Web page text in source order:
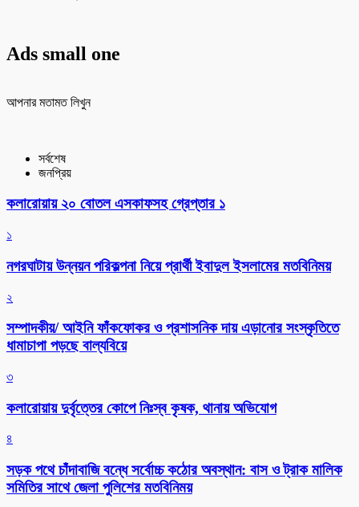
Ads small one
আপনার মতামত লিখুন
সর্বশেষ
জনপ্রিয়
কলারোয়ায় ২০ বোতল এসকাফসহ গ্রেপ্তার ১
১
নগরঘাটায় উন্নয়ন পরিকল্পনা নিয়ে প্রার্থী ইবাদুল ইসলামের মতবিনিময়
২
সম্পাদকীয়/ আইনি ফাঁকফোকর ও প্রশাসনিক দায় এড়ানোর সংস্কৃতিতে
ধামাচাপা পড়ছে বাল্যবিয়ে
৩
কলারোয়ায় দুর্বৃত্তের কোপে নিঃস্ব কৃষক, থানায় অভিযোগ
৪
সড়ক পথে চাঁদাবাজি বন্ধে সর্বোচ্চ কঠোর অবস্থান: বাস ও ট্রাক মালিক
সমিতির সাথে জেলা পুলিশের মতবিনিময়